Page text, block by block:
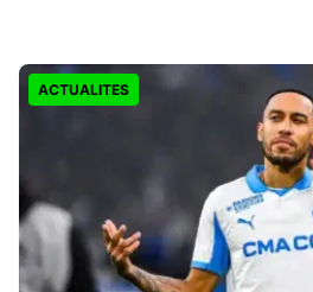
ACTUALITES